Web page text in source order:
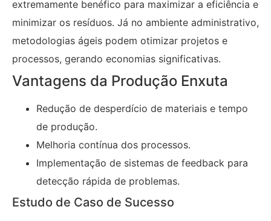
extremamente benéfico para maximizar a eficiência e
minimizar os resíduos. Já no ambiente administrativo,
metodologias ágeis podem otimizar projetos e
processos, gerando economias significativas.
Vantagens da Produção Enxuta
Redução de desperdício de materiais e tempo
de produção.
Melhoria contínua dos processos.
Implementação de sistemas de feedback para
detecção rápida de problemas.
Estudo de Caso de Sucesso